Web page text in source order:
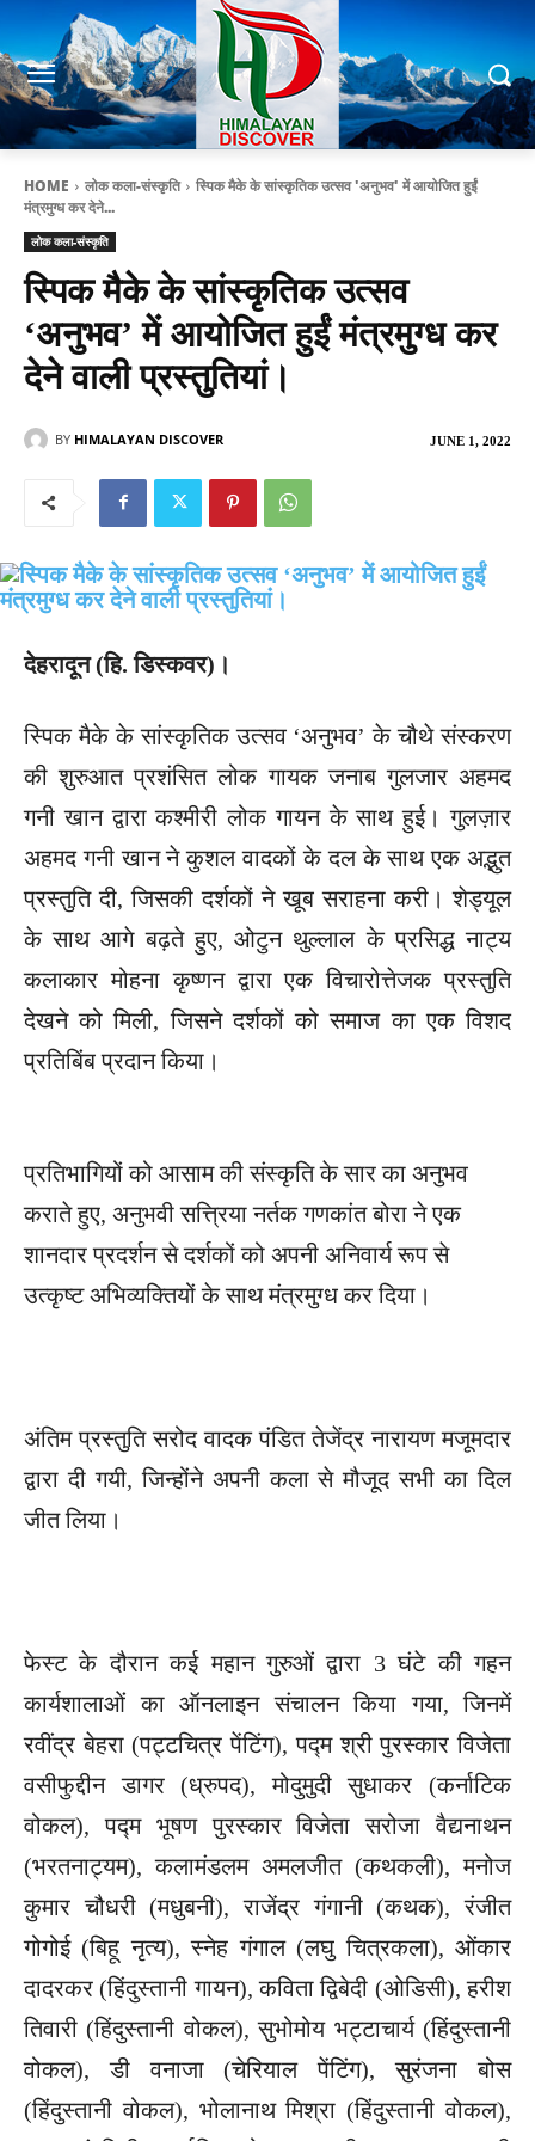
HOME लोक कला-संस्कृति
स्पिक मैके के सांस्कृतिक उत्सव 'अनुभव' में आयोजित हुईं
मंत्रमुग्ध कर देने...
लोक कला-संस्कृति
स्पिक मैके के सांस्कृतिक उत्सव
‘अनुभव’ में आयोजित हुईं मंत्रमुग्ध कर
देने वाली प्रस्तुतियां।
JUNE 1, 2022
BY HIMALAYAN DISCOVER
देहरादून (हि. डिस्कवर)।
स्पिक मैके के सांस्कृतिक उत्सव ‘अनुभव’ के चौथे संस्करण
की शुरुआत प्रशंसित लोक गायक जनाब गुलजार अहमद
गनी खान द्वारा कश्मीरी लोक गायन के साथ हुई। गुलज़ार
अहमद गनी खान ने कुशल वादकों के दल के साथ एक अद्भुत
प्रस्तुति दी, जिसकी दर्शकों ने खूब सराहना करी। शेड्यूल
के साथ आगे बढ़ते हुए, ओटुन थुल्लाल के प्रसिद्ध नाट्य
कलाकार मोहना कृष्णन द्वारा एक विचारोत्तेजक प्रस्तुति
देखने को मिली, जिसने दर्शकों को समाज का एक विशद
प्रतिबिंब प्रदान किया।
प्रतिभागियों को आसाम की संस्कृति के सार का अनुभव
कराते हुए, अनुभवी सत्त्रिया नर्तक गणकांत बोरा ने एक
शानदार प्रदर्शन से दर्शकों को अपनी अनिवार्य रूप से
उत्कृष्ट अभिव्यक्तियों के साथ मंत्रमुग्ध कर दिया।
अंतिम प्रस्तुति सरोद वादक पंडित तेजेंद्र नारायण मजूमदार
द्वारा दी गयी, जिन्होंने अपनी कला से मौजूद सभी का दिल
जीत लिया।
फेस्ट के दौरान कई महान गुरुओं द्वारा 3 घंटे की गहन
कार्यशालाओं का ऑनलाइन संचालन किया गया, जिनमें
रवींद्र बेहरा (पट्टचित्र पेंटिंग), पद्म श्री पुरस्कार विजेता
वसीफुद्दीन डागर (ध्रुपद), मोदुमुदी सुधाकर (कर्नाटिक
वोकल), पद्म भूषण पुरस्कार विजेता सरोजा वैद्यनाथन
(भरतनाट्यम), कलामंडलम अमलजीत (कथकली), मनोज
कुमार चौधरी (मधुबनी), राजेंद्र गंगानी (कथक), रंजीत
गोगोई (बिहू नृत्य), स्नेह गंगाल (लघु चित्रकला), ओंकार
दादरकर (हिंदुस्तानी गायन), कविता द्विबेदी (ओडिसी), हरीश
तिवारी (हिंदुस्तानी वोकल), सुभोमोय भट्टाचार्य (हिंदुस्तानी
वोकल), डी वनाजा (चेरियाल पेंटिंग), सुरंजना बोस
(हिंदुस्तानी वोकल), भोलानाथ मिश्रा (हिंदुस्तानी वोकल),